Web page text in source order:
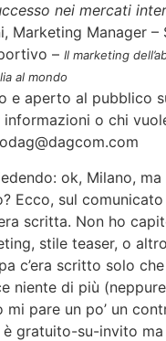
nei mercati
Marketing Manager –
– Il marketing
al mondo
e aperto al pubblico
o chi
ok, Milano,
Ecco, sul
scritta. Non ho
stile teaser, o
c’era scritto solo
niente di più
pare un po’ un
è gratuito-su-invito